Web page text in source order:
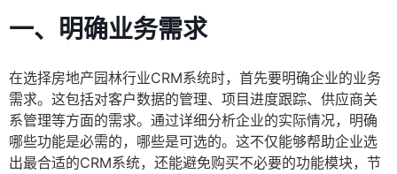
一、明确业务需求
在选择房地产园林行业CRM系统时，首先要明确企业的业务
需求。这包括对客户数据的管理、项目进度跟踪、供应商关
系管理等方面的需求。通过详细分析企业的实际情况，明确
哪些功能是必需的，哪些是可选的。这不仅能够帮助企业选
出最合适的CRM系统，还能避免购买不必要的功能模块，节